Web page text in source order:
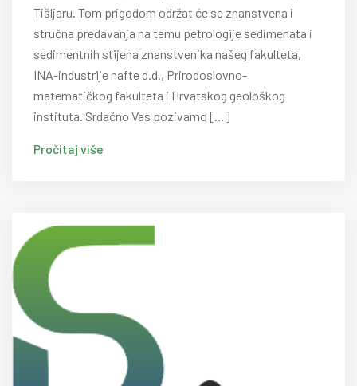
Tišljaru. Tom prigodom održat će se znanstvena i
stručna predavanja na temu petrologije sedimenata i
sedimentnih stijena znanstvenika našeg fakulteta,
INA-industrije nafte d.d., Prirodoslovno-
matematičkog fakulteta i Hrvatskog geološkog
instituta. Srdačno Vas pozivamo […]
Pročitaj više